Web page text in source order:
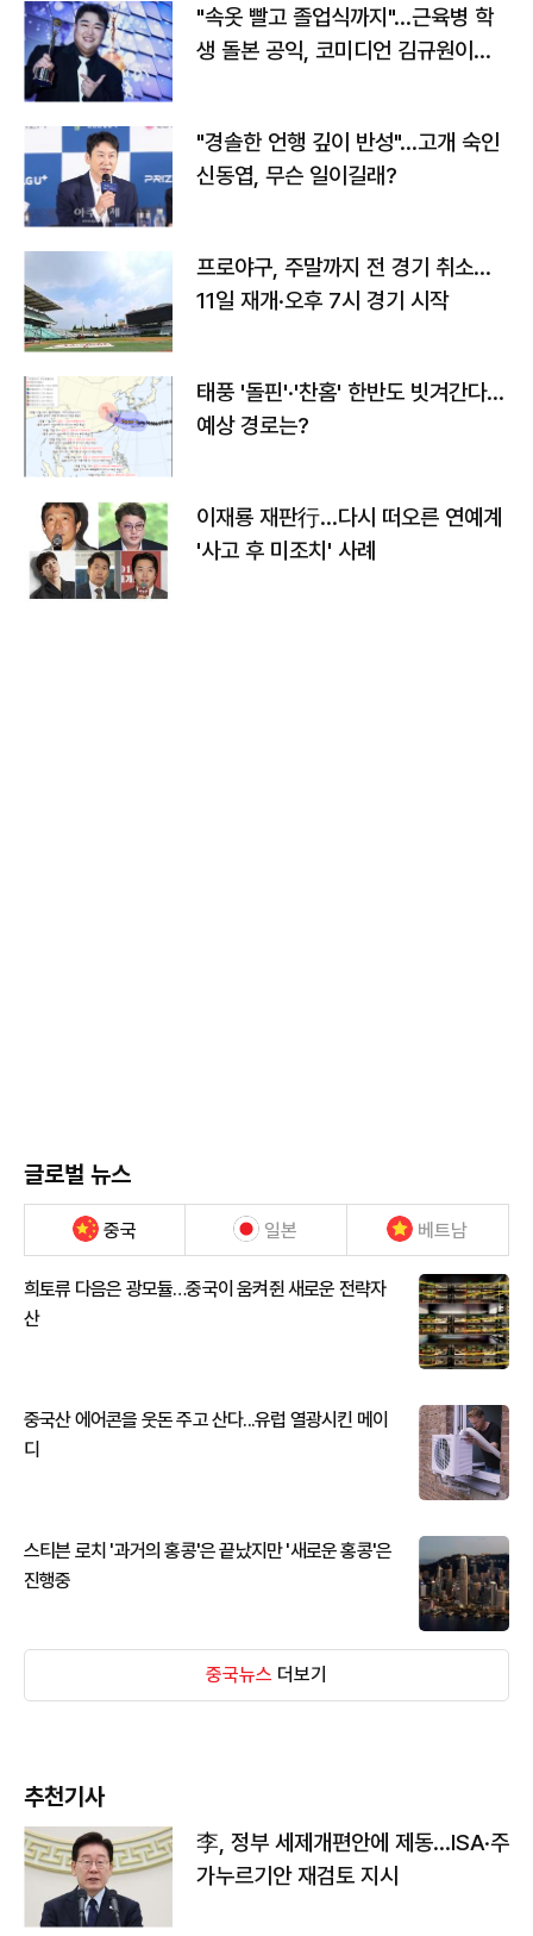
"속옷 빨고 졸업식까지"…근육병 학
생 돌본 공익, 코미디언 김규원이었
"경솔한 언행 깊이 반성"…고개 숙인
신동엽, 무슨 일이길래?
프로야구, 주말까지 전 경기 취소…
11일 재개·오후 7시 경기 시작
태풍 '돌핀'·'찬홈' 한반도 빗겨간다…
예상 경로는?
이재룡 재판行…다시 떠오른 연예계
'사고 후 미조치' 사례
글로벌 뉴스
중국 일본 베트남
희토류 다음은 광모듈…중국이 움켜쥔 새로운 전략자
산
중국산 에어콘을 웃돈 주고 산다...유럽 열광시킨 메이
디
스티븐 로치 '과거의 홍콩'은 끝났지만 '새로운 홍콩'은
진행중
중국뉴스 더보기
추천기사
李, 정부 세제개편안에 제동…ISA·주
가누르기안 재검토 지시